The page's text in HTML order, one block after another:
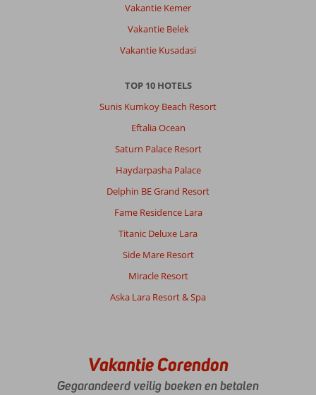
Vakantie Kemer
Vakantie Belek
Vakantie Kusadasi
TOP 10 HOTELS
Sunis Kumkoy Beach Resort
Eftalia Ocean
Saturn Palace Resort
Haydarpasha Palace
Delphin BE Grand Resort
Fame Residence Lara
Titanic Deluxe Lara
Side Mare Resort
Miracle Resort
Aska Lara Resort & Spa
Vakantie Corendon
Gegarandeerd veilig boeken en betalen